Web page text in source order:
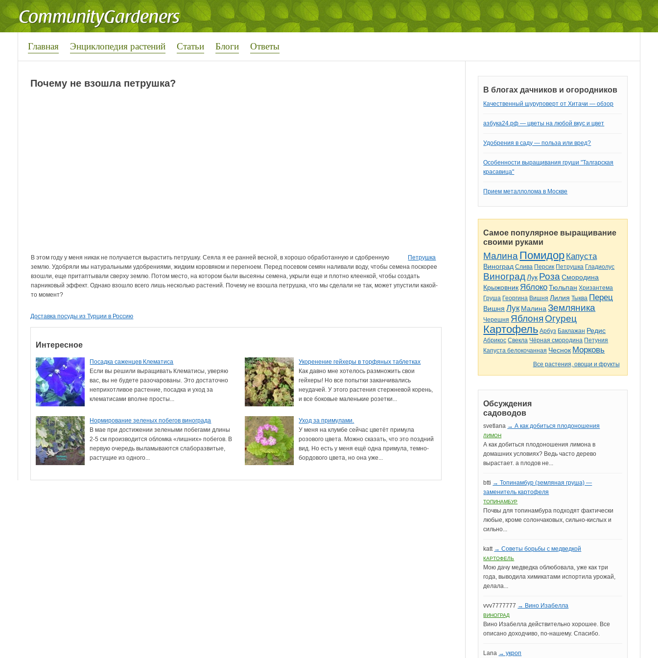
Главная Энциклопедия растений Статьи Блоги Ответы
Почему не взошла петрушка?
Петрушка
В этом году у меня никак не получается вырастить петрушку. Сеяла я ее ранней весной, в хорошо обработанную и сдобренную
землю. Удобряли мы натуральными удобрениями, жидким коровяком и перегноем. Перед посевом семян наливали воду, чтобы семена поскорее
взошли, еще притаптывали сверху землю. Потом место, на котором были высеяны семена, укрыли еще и плотно клеенкой, чтобы создать
парниковый эффект. Однако взошло всего лишь несколько растений. Почему не взошла петрушка, что мы сделали не так, может упустили какой-
то момент?
Доставка посуды из Турции в Россию
Интересное
Посадка саженцев Клематиса
Если вы решили выращивать Клематисы, уверяю
вас, вы не будете разочарованы. Это достаточно
неприхотливое растение, посадка и уход за
клематисами вполне просты...
Укоренение гейхеры в торфяных таблетках
Как давно мне хотелось размножить свои
гейхеры! Но все попытки заканчивались
неудачей. У этого растения стержневой корень,
и все боковые маленькие розетки...
Нормирование зеленых побегов винограда
В мае при достижении зелеными побегами длины
2-5 см производится обломка «лишних» побегов. В
первую очередь выламываются слаборазвитые,
растущие из одного...
Уход за примулами.
У меня на клумбе сейчас цветёт примула
розового цвета. Можно сказать, что это поздний
вид. Но есть у меня ещё одна примула, темно-
бордового цвета, но она уже...
В блогах дачников и огородников
Качественный шуруповерт от Хитачи — обзор
азбука24.рф — цветы на любой вкус и цвет
Удобрения в саду — польза или вред?
Особенности выращивания груши "Талгарская
красавица"
Прием металлолома в Москве
Самое популярное выращивание
своими руками
Малина Помидор Капуста
Виноград Слива Персик Петрушка Гладиолус
Виноград Лук Роза Смородина
Крыжовник Яблоко Тюльпан Хризантема
Груша Георгина Вишня Лилия Тыква Перец
Вишня Лук Малина Земляника
Черешня Яблоня Огурец
Картофель Арбуз Баклажан Редис
Абрикос Свекла Чёрная смородина Петуния
Капуста белокочанная Чеснок Морковь
Все растения, овощи и фрукты
Обсуждения
садоводов
svetlana → А как добиться плодоношения
ЛИМОН
А как добиться плодоношения лимона в
домашних условиях? Ведь часто дерево
вырастает. а плодов не...
btti → Топинамбур (земляная груша) —
заменитель картофеля
ТОПИНАМБУР
Почвы для топинамбура подходят фактически
любые, кроме солончаковых, сильно-кислых и
сильно...
katt → Советы борьбы с медведкой
КАРТОФЕЛЬ
Мою дачу медведка облюбовала, уже как три
года, выводила химикатами испортила урожай,
делала...
vvv7777777 → Вино Изабелла
ВИНОГРАД
Вино Изабелла действительно хорошее. Все
описано доходчиво, по-нашему. Спасибо.
Lana → укроп